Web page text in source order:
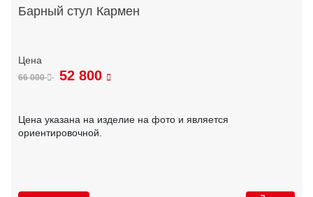
Барный стул Кармен
66 000 52 800
Цена указана на изделие на фото и является
ориентировочной.